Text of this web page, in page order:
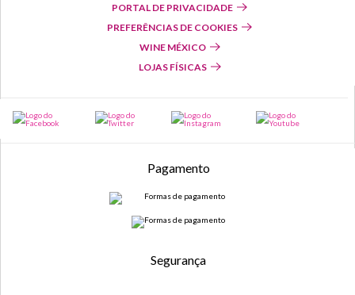
PORTAL DE PRIVACIDADE
PREFERÊNCIAS DE COOKIES
WINE MÉXICO
LOJAS FÍSICAS
Pagamento
Segurança